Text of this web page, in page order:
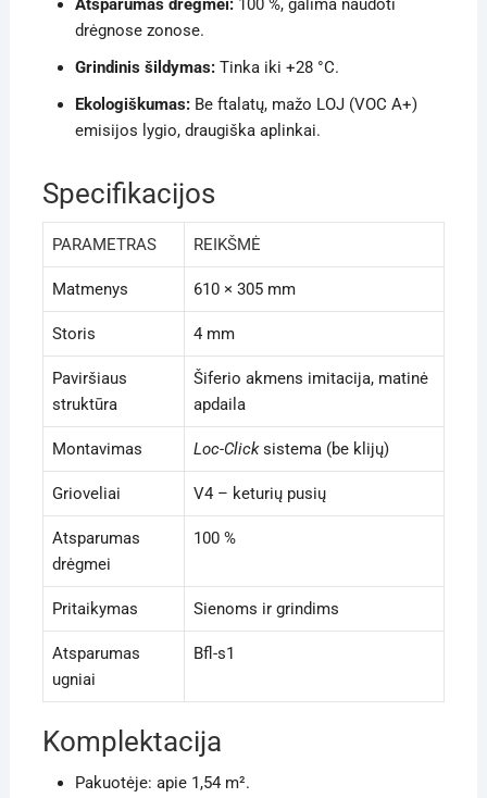
Atsparumas drėgmei:100 %, galima naudoti
drėgnose zonose.
Grindinis šildymas:Tinka iki +28 °C.
Ekologiškumas:Be ftalatų, mažo LOJ (VOC A+)
emisijos lygio, draugiška aplinkai.
Specifikacijos
PARAMETRAS REIKŠMĖ
Matmenys 610 × 305 mm
Storis 4 mm
Paviršiaus
struktūra
Šiferio akmens imitacija, matinė
apdaila
Montavimas Loc-Clicksistema (be klijų)
Grioveliai V4 – keturių pusių
Atsparumas
drėgmei
100 %
Pritaikymas Sienoms ir grindims
Atsparumas
ugniai
Bfl-s1
Komplektacija
Pakuotėje: apie 1,54 m².